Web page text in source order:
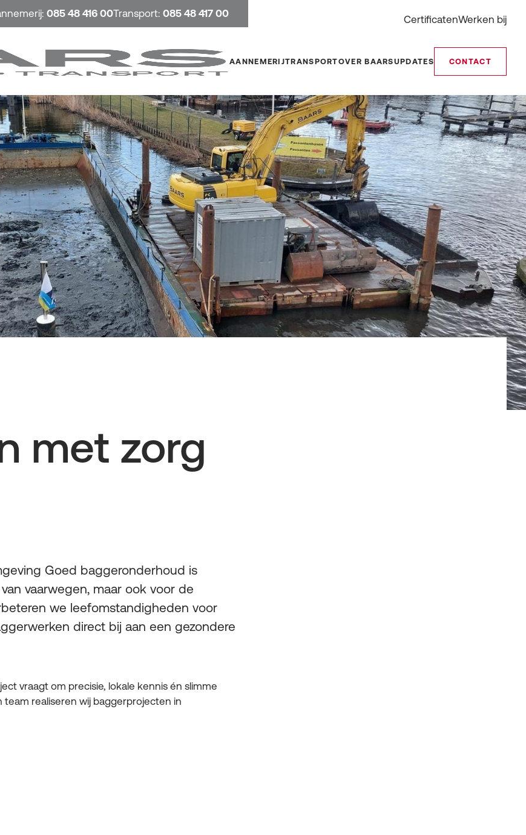
085 48 416 00Transport:085 48 417 00 CertificatenWerken bij
AANNEMERIJTRANSPORTOVER BAARSUPDATES CONTACT
met zorg
Goed baggeronderhoud is
vaarwegen, maar ook voor de
we leefomstandigheden voor
direct bij aan een gezondere
vraagt om precisie, lokale kennis én slimme
team realiseren wij baggerprojecten in